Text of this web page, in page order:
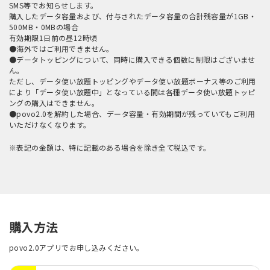
SMS等でお知らせします。
購入したデータ容量および、付与されたデータ容量の合計残容量が1GB・
500MB・0MBの場合
有効期限1日前の昼12時頃
●海外ではご利用できません。
●データトッピングについて、同時に購入できる個数に制限はございませ
ん。
ただし、データ使い放題トッピングやデータ使い放題ボーナス等のご利用
により「データ使い放題中」となっている間は各種データ使い放題トッピ
ングの購入はできません。
●povo2.0を解約した場合、データ容量・有効期間が残っていてもご利用
いただけなくなります。
※表記の金額は、特に記載のある場合を除き全て税込です。
購入方法
povo2.0アプリでお申し込みください。